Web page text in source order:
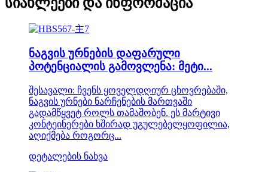
სიახლეები და ინფორმაცია
ნაგვის ურნების დაფარული
პოტენციალის გამოვლენა: მეტი...
შესავალი: ჩვენს ყოველდღიურ ცხოვრებაში,
ნაგვის ურნები ნარჩენების მართვაში
გადამწყვეტ როლს თამაშობენ. ეს მარტივი
კონტეინერები ხშირად უგულებელყოფილია,
აღიქმება როგორც...
დეტალების ნახვა